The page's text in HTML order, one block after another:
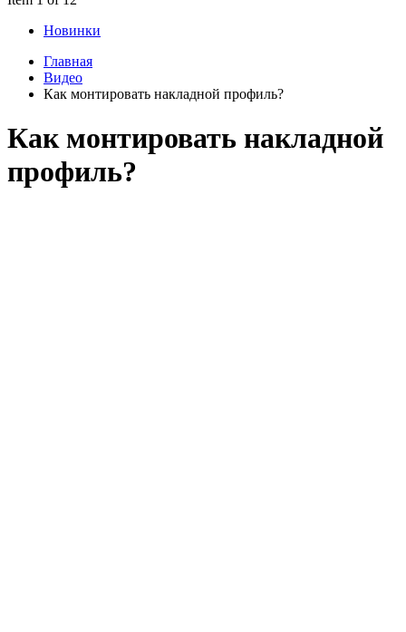
Новинки
Главная
Видео
Как монтировать накладной профиль?
Как монтировать накладной
профиль?